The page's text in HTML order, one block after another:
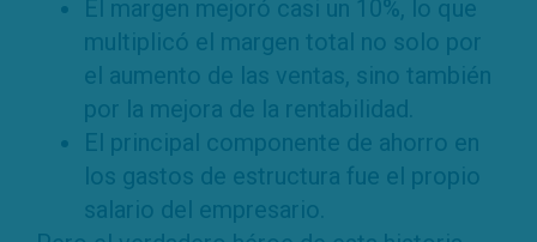
El margen mejoró casi un 10%, lo que
multiplicó el margen total no solo por
el aumento de las ventas, sino también
por la mejora de la rentabilidad.
El principal componente de ahorro en
los gastos de estructura fue el propio
salario del empresario.